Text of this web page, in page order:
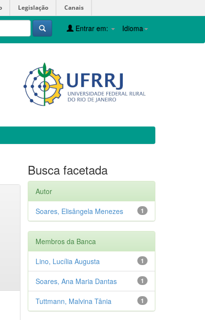
Legislação Canais
Idioma
Entrar em:
Busca facetada
Autor
1
Soares, Elisângela Menezes
Membros da Banca
1
Lino, Lucília Augusta
1
Soares, Ana Maria Dantas
1
Tuttmann, Malvina Tânia